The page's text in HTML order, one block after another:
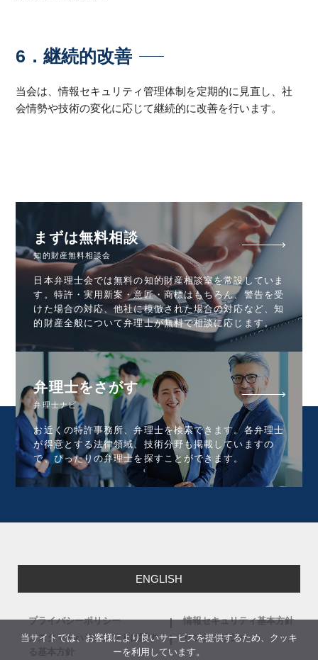
6．継続的改善
当会は、情報セキュリティ管理体制を定期的に見直し、社
会情勢や技術の変化に応じて継続的に改善を行います。
まずは無料相談
知的財産無料相談会
日本弁理士会では無料の知的財産相談室を常設していま
す。特許・実用新案・意匠・商標はもちろん、警告を受
けた場合の対応、他社に模倣された場合の対応など、知
的財産全般について弁理士が無料で相談に応じます。
弁理士をさがす
弁理士ナビ
お近くの特許事務所、弁理士を検索できます。各弁理士
が得意とする法律領域、技術分野も掲載していますの
で、ぴったりの弁理士を探すことができます。
ENGLISH
プライバシーポリシー
情報セキュリティ基本方針
カスタマーハラスメントに関す
リンクポリシー
当サイトでは、お客様により良いサービスを提供するため、クッキ
ーを利用しています。